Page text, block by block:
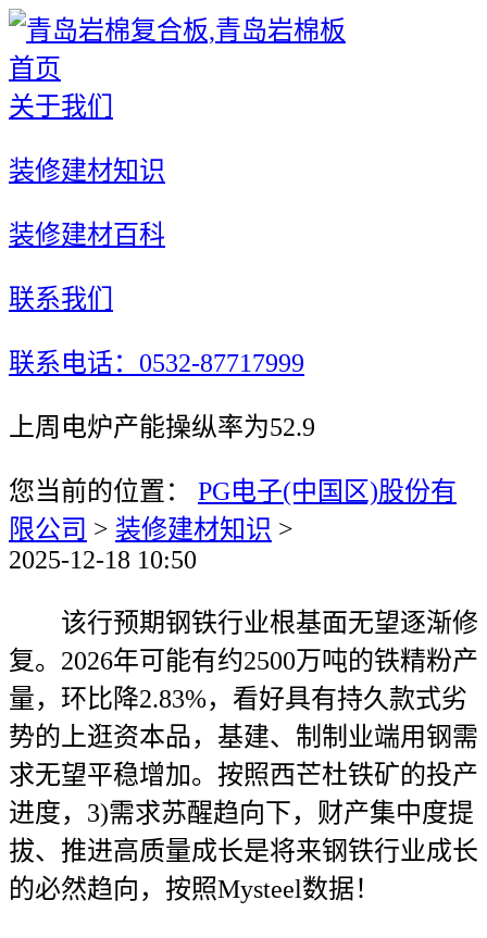
首页
关于我们
装修建材知识
装修建材百科
联系我们
联系电话：0532-87717999
上周电炉产能操纵率为52.9
您当前的位置： PG电子(中国区)股份有
限公司 > 装修建材知识 >
2025-12-18 10:50
该行预期钢铁行业根基面无望逐渐修
复。2026年可能有约2500万吨的铁精粉产
量，环比降2.83%，看好具有持久款式劣
势的上逛资本品，基建、制制业端用钢需
求无望平稳增加。按照西芒杜铁矿的投产
进度，3)需求苏醒趋向下，财产集中度提
拔、推进高质量成长是将来钢铁行业成长
的必然趋向，按照Mysteel数据！